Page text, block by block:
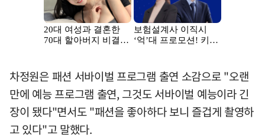
차정원은 패션 서바이벌 프로그램 출연 소감으로 "오랜
만에 예능 프로그램 출연, 그것도 서바이벌 예능이라 긴
장이 됐다"면서도 "패션을 좋아하다 보니 즐겁게 촬영하
고 있다"고 말했다.